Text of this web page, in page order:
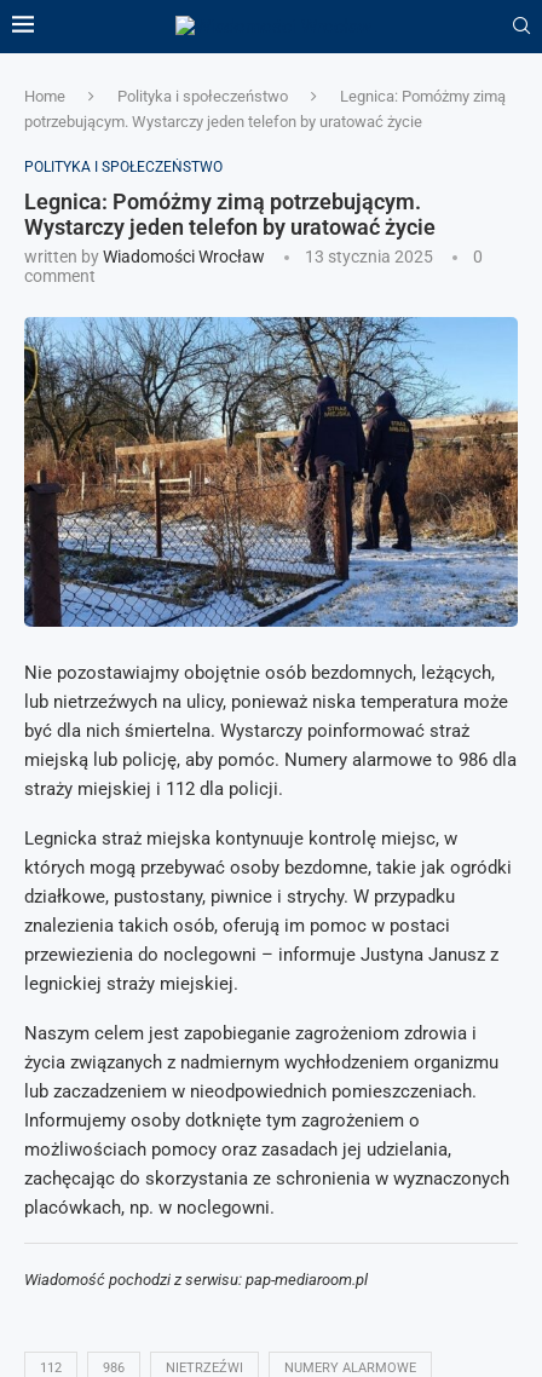
Home Polityka i społeczeństwo
Legnica: Pomóżmy zimą
potrzebującym. Wystarczy jeden telefon by uratować życie
POLITYKA I SPOŁECZEŃSTWO
Legnica: Pomóżmy zimą potrzebującym.
Wystarczy jeden telefon by uratować życie
written byWiadomości Wrocław 13 stycznia 2025
0
comment
Nie pozostawiajmy obojętnie osób bezdomnych, leżących,
lub nietrzeźwych na ulicy, ponieważ niska temperatura może
być dla nich śmiertelna. Wystarczy poinformować straż
miejską lub policję, aby pomóc. Numery alarmowe to 986 dla
straży miejskiej i 112 dla policji.
Legnicka straż miejska kontynuuje kontrolę miejsc, w
których mogą przebywać osoby bezdomne, takie jak ogródki
działkowe, pustostany, piwnice i strychy. W przypadku
znalezienia takich osób, oferują im pomoc w postaci
przewiezienia do noclegowni – informuje Justyna Janusz z
legnickiej straży miejskiej.
Naszym celem jest zapobieganie zagrożeniom zdrowia i
życia związanych z nadmiernym wychłodzeniem organizmu
lub zaczadzeniem w nieodpowiednich pomieszczeniach.
Informujemy osoby dotknięte tym zagrożeniem o
możliwościach pomocy oraz zasadach jej udzielania,
zachęcając do skorzystania ze schronienia w wyznaczonych
placówkach, np. w noclegowni.
Wiadomość pochodzi z serwisu: pap-mediaroom.pl
112 986 NIETRZEŹWI NUMERY ALARMOWE